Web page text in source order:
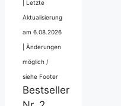
Letzte
Aktualisierung
am 6.08.2026
Änderungen
möglich /
siehe Footer
Bestseller